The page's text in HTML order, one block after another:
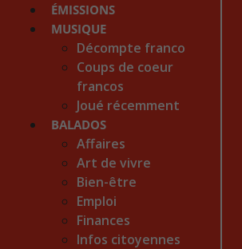
ÉMISSIONS
MUSIQUE
Décompte franco
Coups de coeur
francos
Joué récemment
BALADOS
Affaires
Art de vivre
Bien-être
Emploi
Finances
Infos citoyennes